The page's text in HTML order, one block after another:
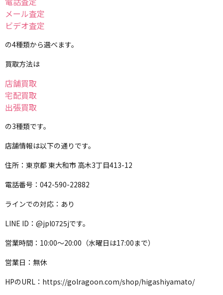
メール査定
ビデオ査定
の4種類から選べます。
買取方法は
店舗買取
宅配買取
出張買取
の3種類です。
店舗情報は以下の通りです。
住所：東京都 東大和市 高木3丁目413-12
電話番号：042-590-22882
ラインでの対応：あり
LINE ID：@jpl0725jです。
営業時間：10:00～20:00（水曜日は17:00まで）
営業日：無休
HPのURL：https://golragoon.com/shop/higashiyamato/